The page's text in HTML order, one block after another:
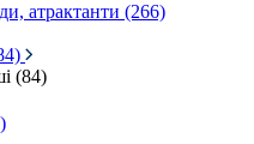
атрактанти (266)
(84)